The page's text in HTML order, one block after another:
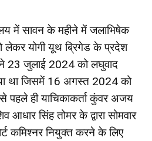
में सावन के महीने में जलाभिषेक
लेकर योगी यूथ ब्रिगेड के प्रदेश
23 जुलाई 2024 को लघुवाद
था जिसमें 16 अगस्त 2024 को
पहले ही याचिकाकर्ता कुंवर अजय
आधार सिंह तोमर के द्वारा सोमवार
कमिश्नर नियुक्त करने के लिए